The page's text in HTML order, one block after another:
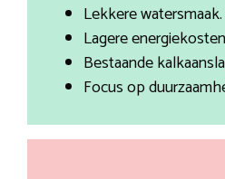
Lekkere watersmaak.
Lagere
Bestaande
Focus op